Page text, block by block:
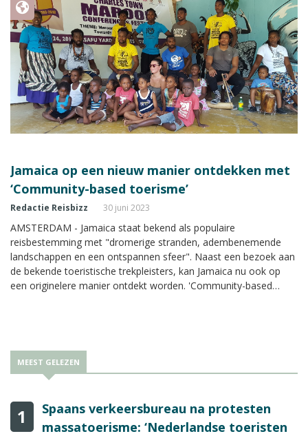
Jamaica op een nieuw manier ontdekken met
‘Community-based toerisme’
Redactie Reisbizz 30 juni 2023
AMSTERDAM - Jamaica staat bekend als populaire
reisbestemming met "dromerige stranden, adembenemende
landschappen en een ontspannen sfeer". Naast een bezoek aan
de bekende toeristische trekpleisters, kan Jamaica nu ook op
een originelere manier ontdekt worden. 'Community-based
MEEST GELEZEN
1
Spaans verkeersbureau na protesten
massatoerisme: ‘Nederlandse toeristen